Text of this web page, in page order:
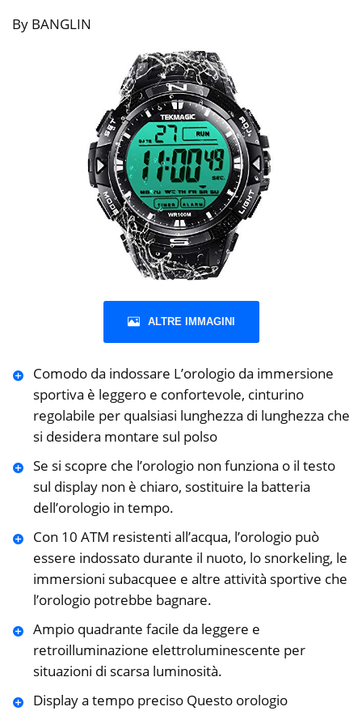
By BANGLIN
ALTRE IMMAGINI
Comodo da indossare L’orologio da immersione
sportiva è leggero e confortevole, cinturino
regolabile per qualsiasi lunghezza di lunghezza che
si desidera montare sul polso
Se si scopre che l’orologio non funziona o il testo
sul display non è chiaro, sostituire la batteria
dell’orologio in tempo.
Con 10 ATM resistenti all’acqua, l’orologio può
essere indossato durante il nuoto, lo snorkeling, le
immersioni subacquee e altre attività sportive che
l’orologio potrebbe bagnare.
Ampio quadrante facile da leggere e
retroilluminazione elettroluminescente per
situazioni di scarsa luminosità.
Display a tempo preciso Questo orologio